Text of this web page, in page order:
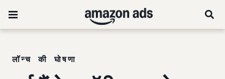
लॉन्च की घोषणा